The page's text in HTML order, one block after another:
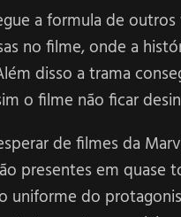
a formula de
no filme, onde a
disso a trama
o filme não ficar
de filmes da
presentes em quase
uniforme do